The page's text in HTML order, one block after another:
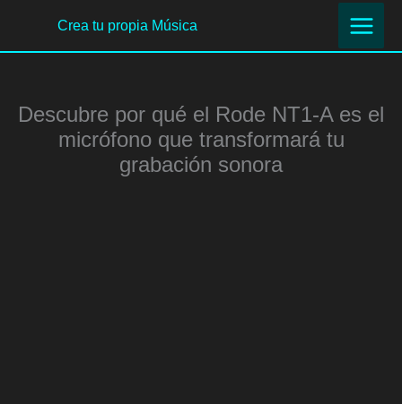
contenido
Crea tu propia Música
Descubre por qué el Rode NT1-A es el
micrófono que transformará tu
grabación sonora